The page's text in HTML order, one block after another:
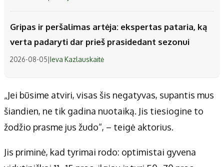
Gripas ir peršalimas artėja: ekspertas pataria, ką
verta padaryti dar prieš prasidedant sezonui
2026-08-05|Ieva Kazlauskaitė
„Jei būsime atviri, visas šis negatyvas, supantis mus
šiandien, ne tik gadina nuotaiką. Jis tiesiogine to
žodžio prasme jus žudo“, – teigė aktorius.
Jis priminė, kad tyrimai rodo: optimistai gyvena